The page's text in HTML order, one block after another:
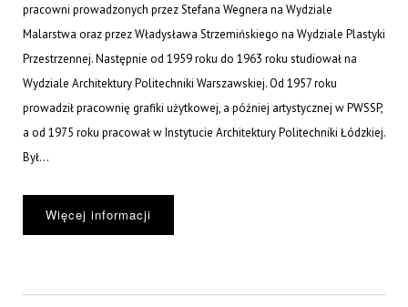
pracowni prowadzonych przez Stefana Wegnera na Wydziale
Malarstwa oraz przez Władysława Strzemińskiego na Wydziale Plastyki
Przestrzennej. Następnie od 1959 roku do 1963 roku studiował na
Wydziale Architektury Politechniki Warszawskiej. Od 1957 roku
prowadził pracownię grafiki użytkowej, a później artystycznej w PWSSP,
a od 1975 roku pracował w Instytucie Architektury Politechniki Łódzkiej.
Był...
Więcej informacji